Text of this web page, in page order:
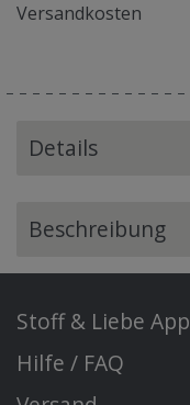
Versandkosten
Details
Beschreibung
Stoff & Liebe App
Hilfe / FAQ